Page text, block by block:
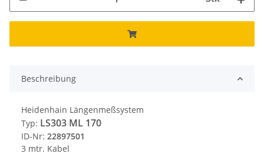
Beschreibung
Heidenhain Längenmeßsystem
Typ: LS303 ML 170
ID-Nr: 22897501
3 mtr. Kabel